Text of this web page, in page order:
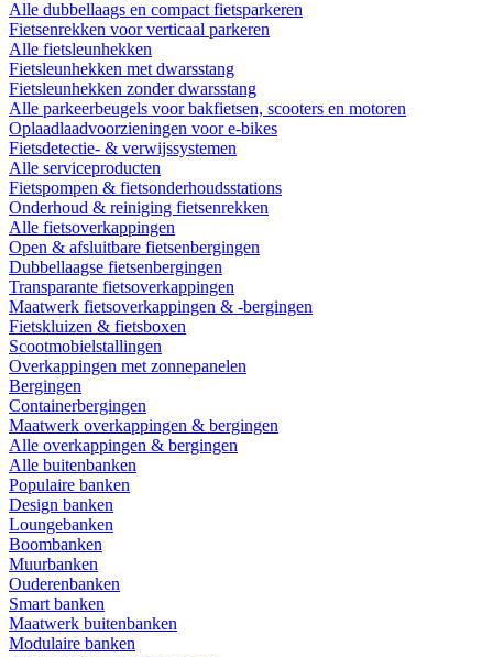
Alle dubbellaags en compact fietsparkeren
Fietsenrekken voor verticaal parkeren
Alle fietsleunhekken
Fietsleunhekken met dwarsstang
Fietsleunhekken zonder dwarsstang
Alle parkeerbeugels voor bakfietsen, scooters en motoren
Oplaadlaadvoorzieningen voor e-bikes
Fietsdetectie- & verwijssystemen
Alle serviceproducten
Fietspompen & fietsonderhoudsstations
Onderhoud & reiniging fietsenrekken
Alle fietsoverkappingen
Open & afsluitbare fietsenbergingen
Dubbellaagse fietsenbergingen
Transparante fietsoverkappingen
Maatwerk fietsoverkappingen & -bergingen
Fietskluizen & fietsboxen
Scootmobielstallingen
Overkappingen met zonnepanelen
Bergingen
Containerbergingen
Maatwerk overkappingen & bergingen
Alle overkappingen & bergingen
Alle buitenbanken
Populaire banken
Design banken
Loungebanken
Boombanken
Muurbanken
Ouderenbanken
Smart banken
Maatwerk buitenbanken
Modulaire banken